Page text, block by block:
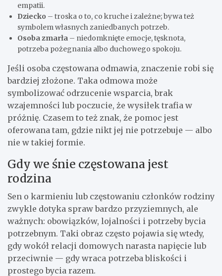
empatii.
Dziecko – troska o to, co kruche i zależne; bywa też
symbolem własnych zaniedbanych potrzeb.
Osoba zmarła – niedomknięte emocje, tęsknota,
potrzeba pożegnania albo duchowego spokoju.
Jeśli osoba częstowana odmawia, znaczenie robi się
bardziej złożone. Taka odmowa może
symbolizować odrzucenie wsparcia, brak
wzajemności lub poczucie, że wysiłek trafia w
próżnię. Czasem to też znak, że pomoc jest
oferowana tam, gdzie nikt jej nie potrzebuje — albo
nie w takiej formie.
Gdy we śnie częstowana jest
rodzina
Sen o karmieniu lub częstowaniu członków rodziny
zwykle dotyka spraw bardzo przyziemnych, ale
ważnych: obowiązków, lojalności i potrzeby bycia
potrzebnym. Taki obraz często pojawia się wtedy,
gdy wokół relacji domowych narasta napięcie lub
przeciwnie — gdy wraca potrzeba bliskości i
prostego bycia razem.